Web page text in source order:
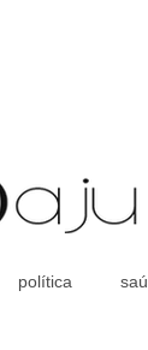
Coluna Social
política